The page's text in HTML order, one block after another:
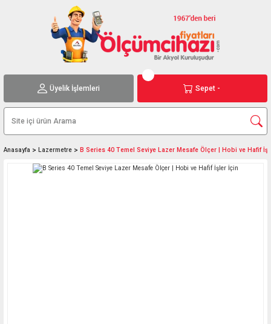
Üyelik İşlemleri Sepet -
Anasayfa Lazermetre B Series 40 Temel Seviye Lazer Mesafe Ölçer | Hobi ve Hafif